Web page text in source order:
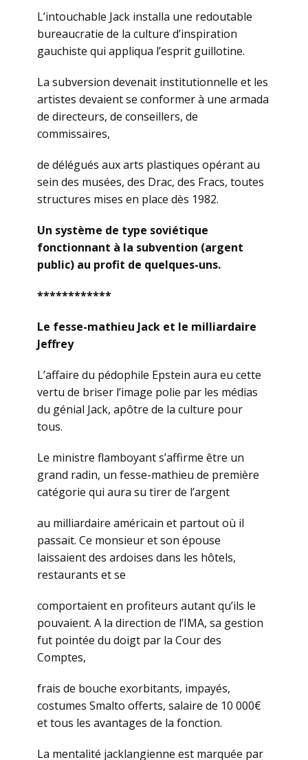
L’intouchable Jack installa une redoutable
bureaucratie de la culture d’inspiration
gauchiste qui appliqua l’esprit guillotine.
La subversion devenait institutionnelle et les
artistes devaient se conformer à une armada
de directeurs, de conseillers, de
commissaires,
de délégués aux arts plastiques opérant au
sein des musées, des Drac, des Fracs, toutes
structures mises en place dès 1982.
Un système de type soviétique
fonctionnant à la subvention (argent
public) au profit de quelques-uns.
************
Le fesse-mathieu Jack et le milliardaire
Jeffrey
L’affaire du pédophile Epstein aura eu cette
vertu de briser l’image polie par les médias
du génial Jack, apôtre de la culture pour
tous.
Le ministre flamboyant s’affirme être un
grand radin, un fesse-mathieu de première
catégorie qui aura su tirer de l’argent
au milliardaire américain et partout où il
passait. Ce monsieur et son épouse
laissaient des ardoises dans les hôtels,
restaurants et se
comportaient en profiteurs autant qu’ils le
pouvaient. A la direction de l’IMA, sa gestion
fut pointée du doigt par la Cour des
Comptes,
frais de bouche exorbitants, impayés,
costumes Smalto offerts, salaire de 10 000€
et tous les avantages de la fonction.
La mentalité jacklangienne est marquée par